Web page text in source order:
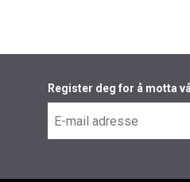
Register deg for å motta